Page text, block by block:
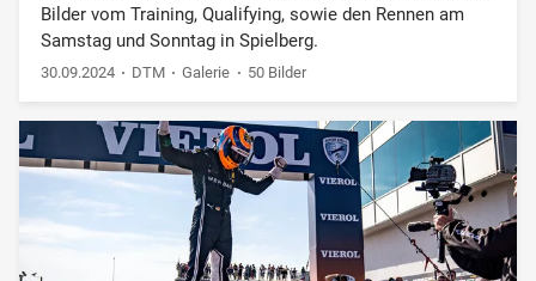
Bilder vom Training, Qualifying, sowie den Rennen am
Samstag und Sonntag in Spielberg.
30.09.2024 DTM Galerie 50 Bilder